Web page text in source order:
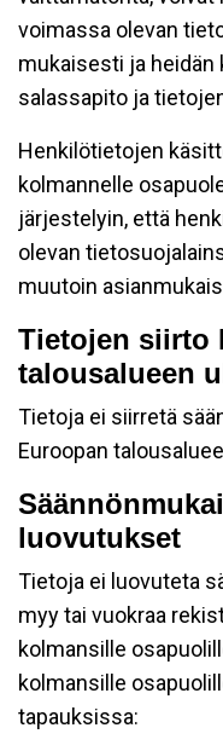
voimassa olevan
mukaisesti ja heidän
salassapito ja
Henkilötietojen
kolmannelle
järjestelyin, että
olevan
muutoin
Tietojen siirto
talousalueen
Tietoja ei siirretä
Euroopan
luovutukset
Tietoja ei luovuteta
myy tai vuokraa
kolmansille
kolmansille
tapauksissa: